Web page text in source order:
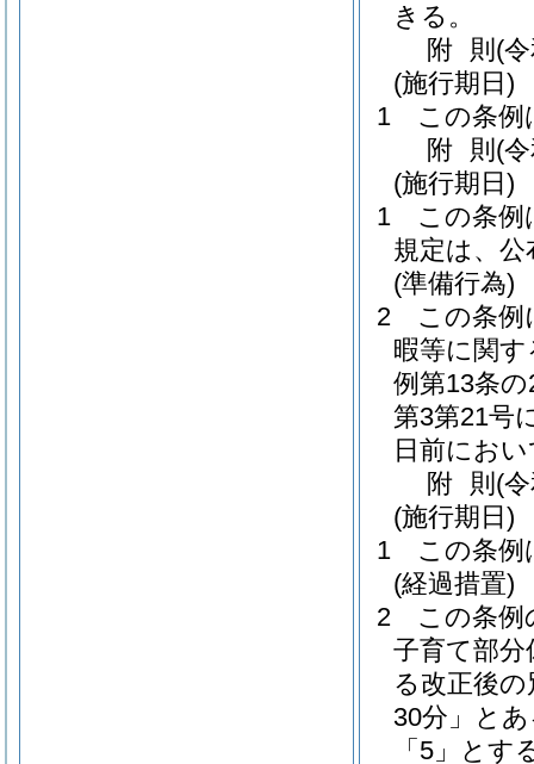
きる。
附 則 (
(施行期日)
1
この条例
附 則 (
(施行期日)
1
この条例
規定は、
(準備行為)
2
この条例
暇等に関
例第13条
第3第21号
日前にお
附 則 (
(施行期日)
1
この条例
(経過措置)
2
この条例
子育て部
る改正後
30分」と
「5」とす